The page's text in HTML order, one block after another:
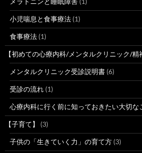
小児喘息と食事療法 (1)
食事療法 (1)
【初めての心療内科/メンタルクリニック/精
メンタルクリニック受診説明書 (6)
受診の流れ (1)
心療内科に行く前に知っておきたい大切な
【子育て】 (3)
子供の「生きていく力」の育て方 (3)